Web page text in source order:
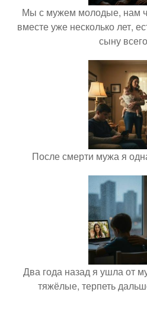
Мы с мужем молодые, нам
вместе уже несколько лет,
сыну
После смерти мужа я
Два года назад я ушла от
тяжёлые, терпеть